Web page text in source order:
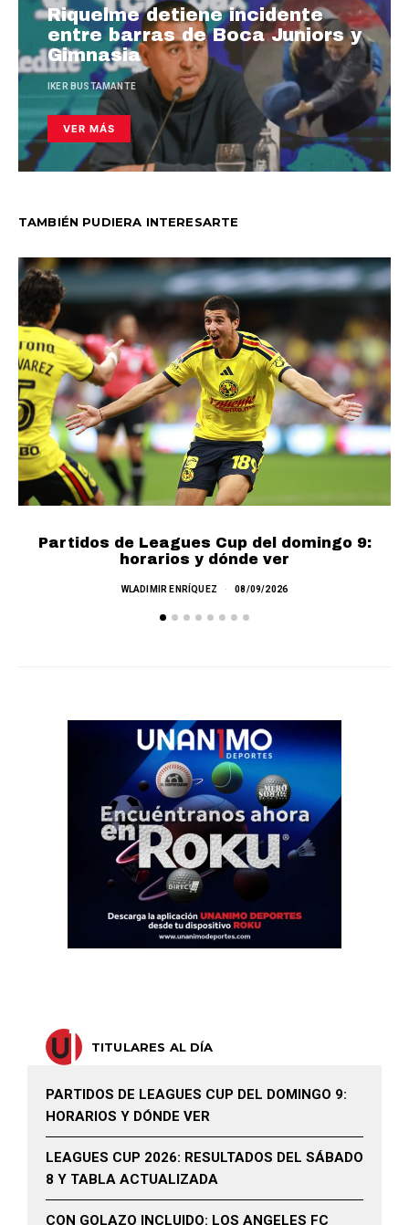
Riquelme detiene incidente
entre barras de Boca Juniors y
Gimnasia
IKER BUSTAMANTE
VER MÁS
TAMBIÉN PUDIERA INTERESARTE
Partidos de Leagues Cup del domingo 9:
horarios y dónde ver
WLADIMIR ENRÍQUEZ 08/09/2026
TITULARES AL DÍA
PARTIDOS DE LEAGUES CUP DEL DOMINGO 9:
HORARIOS Y DÓNDE VER
LEAGUES CUP 2026: RESULTADOS DEL SÁBADO
8 Y TABLA ACTUALIZADA
CON GOLAZO INCLUIDO: LOS ANGELES FC